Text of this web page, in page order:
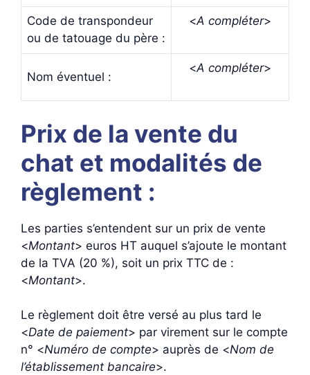
Code de transpondeur
ou de tatouage du père :
<A compléter>
Nom éventuel :
<A compléter>
Prix de la vente du
chat et modalités de
règlement :
Les parties s’entendent sur un prix de vente
<Montant> euros HT auquel s’ajoute le montant
de la TVA (20 %), soit un prix TTC de :
<Montant>.
Le règlement doit être versé au plus tard le
<Date de paiement> par virement sur le compte
n° <Numéro de compte> auprès de <Nom de
l’établissement bancaire>.